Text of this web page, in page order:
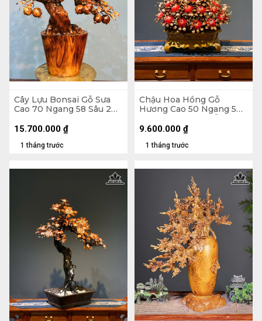
Cây Lựu Bonsai Gỗ Sưa
Cao 70 Ngang 58 Sâu 20
1 tháng trước
15.700.000 ₫
Chậu Hoa Hồng Gỗ
Hương Cao 50 Ngang 50
Sâu 45 (cm) - Lá Gỗ Sưa -
Hoa Vỏ Sò Indo
1 tháng trước
9.600.000 ₫